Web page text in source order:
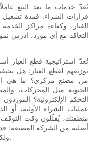
تُعدّ خدمات ما بعد البيع
قرارات الشراء. فمدة تشغيل
الغيار، وكفاءة مراكز
التعاقد مع أي مورد، ادرس
تُعدّ استراتيجية قطع الغيار
توزيعهم لقطع الغيار: هل
من مصنع مركزي؟ ما هي
الحيوية مثل المحركات،
التحكم الإلكترونية؟
عمليات الشراء الأولية،
منطقتك، يُقلّلون وقت
أصلية من الشركة المصنعة؛
ولكن تحقق من مواصفاتها وشروط الضمان.